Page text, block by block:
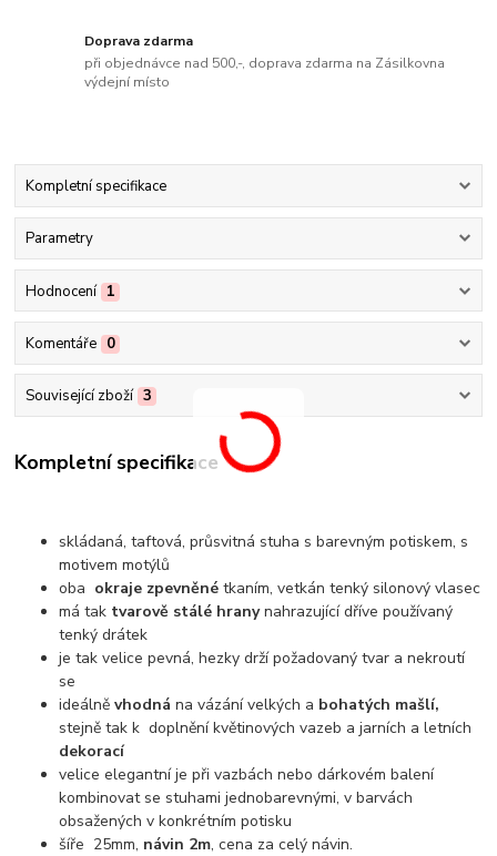
Doprava zdarma
při objednávce nad 500,-, doprava zdarma na Zásilkovna
výdejní místo
Kompletní specifikace
Parametry
Hodnocení 1
Komentáře 0
Související zboží 3
Kompletní specifikace
skládaná, taftová, průsvitná stuha s barevným potiskem, s
motivem motýlů
oba okraje zpevněné tkaním, vetkán tenký silonový vlasec
má tak tvarově stálé hranynahrazující dříve používaný
tenký drátek
je tak velice pevná, hezky drží požadovaný tvar a nekroutí
se
ideálně vhodná na vázání velkých a bohatých mašlí,
stejně tak k doplnění květinových vazeb a jarních a letních
dekorací
velice elegantní je při vazbách nebo dárkovém balení
kombinovat se stuhami jednobarevnými, v barvách
obsažených v konkrétním potisku
šíře 25mm, návin 2m, cena za celý návin.